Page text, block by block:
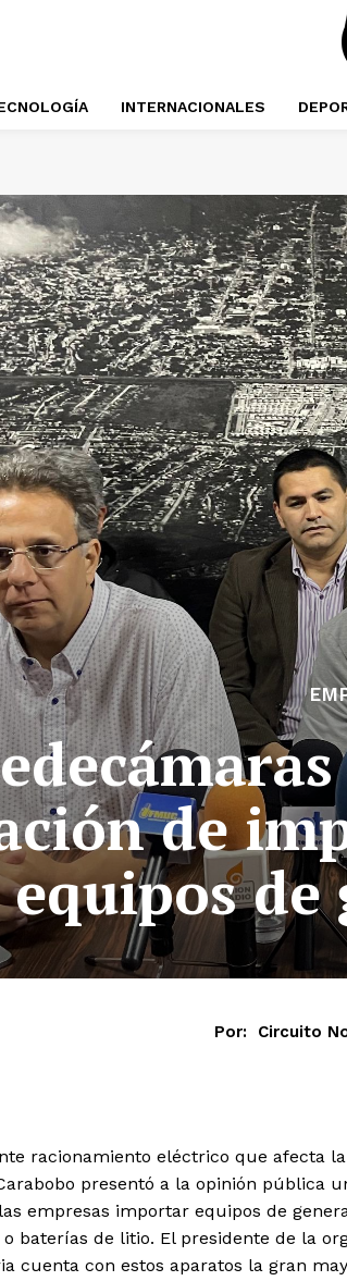
INTERNACIONALES
de
equipos
Por: Circuito
racionamiento eléctrico que afecta
presentó a la opinión pública
empresas importar equipos de
baterías de litio. El presidente de la
cuenta con estos aparatos la gran